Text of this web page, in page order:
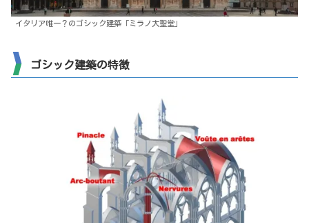
イタリア唯一？のゴシック建築「ミラノ大聖堂」
ゴシック建築の特徴